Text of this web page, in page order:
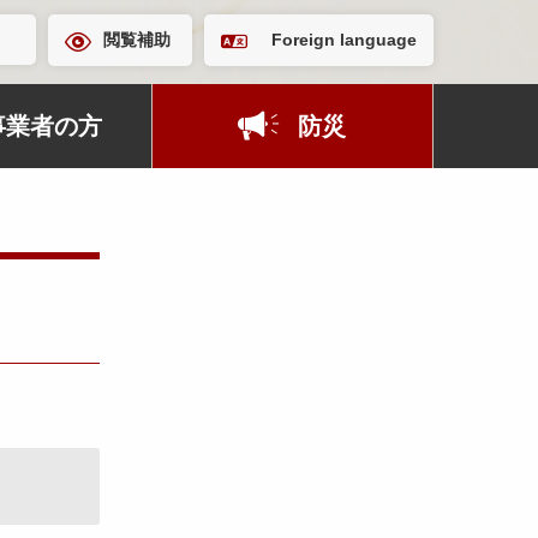
閲覧補助 Foreign language
業者の方 防災